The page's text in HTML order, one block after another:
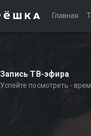
Главная
Запись ТВ-эфира
Успейте посмотреть -